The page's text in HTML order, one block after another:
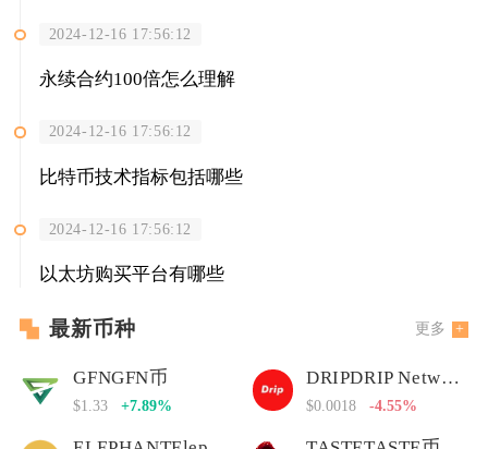
2024-12-16 17:56:12
永续合约100倍怎么理解
2024-12-16 17:56:12
比特币技术指标包括哪些
2024-12-16 17:56:12
以太坊购买平台有哪些
最新币种 更多
GFNGFN币
$1.33 +7.89%
DRIPDRIP Network
$0.0018 -4.55%